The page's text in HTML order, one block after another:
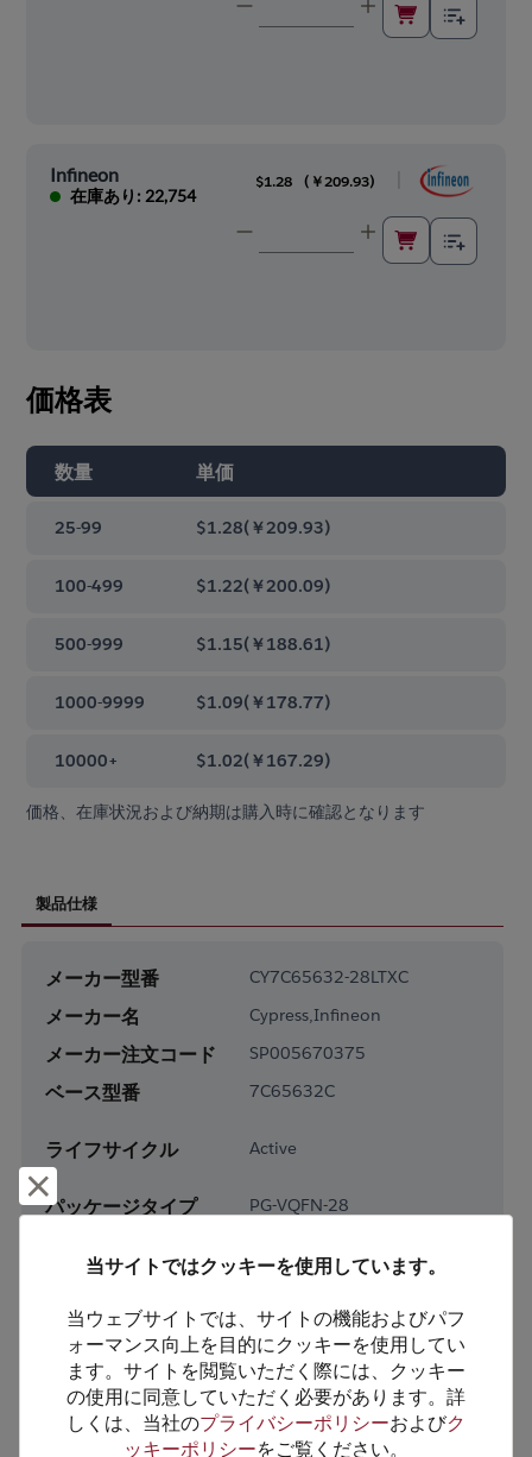
Infineon
在庫あり: 22,754
$1.28 ( ￥209.93)
価格表
数量 単価
25-99 $1.28(￥209.93)
100-499 $1.22(￥200.09)
500-999 $1.15(￥188.61)
1000-9999 $1.09(￥178.77)
10000+ $1.02(￥167.29)
価格、在庫状況および納期は購入時に確認となります
製品仕様
メーカー型番 CY7C65632-28LTXC
メーカー名 Cypress,Infineon
メーカー注文コード SP005670375
ベース型番 7C65632C
ライフサイクル Active
パッケージタイプ PG-VQFN-28
RoHS対応 Yes
鉛フリー No
梱包形態 Tray
梱包数 4900
Analog & Mixed Signal
当サイトではクッキーを使用しています。
当ウェブサイトでは、サイトの機能およびパフ
ォーマンス向上を目的にクッキーを使用してい
ます。サイトを閲覧いただく際には、クッキー
の使用に同意していただく必要があります。詳
しくは、当社のプライバシーポリシーおよびク
ッキーポリシーをご覧ください。